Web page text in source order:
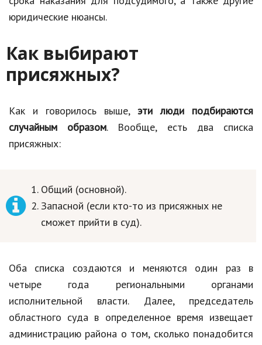
юридические нюансы.
Как выбирают
присяжных?
Как и говорилось выше, эти люди подбираются
случайным образом. Вообще, есть два списка
присяжных:
Общий (основной).
Запасной (если кто-то из присяжных не
сможет прийти в суд).
Оба списка создаются и меняются один раз в
четыре года региональными органами
исполнительной власти. Далее, председатель
областного суда в определенное время извещает
администрацию района о том, сколько понадобится